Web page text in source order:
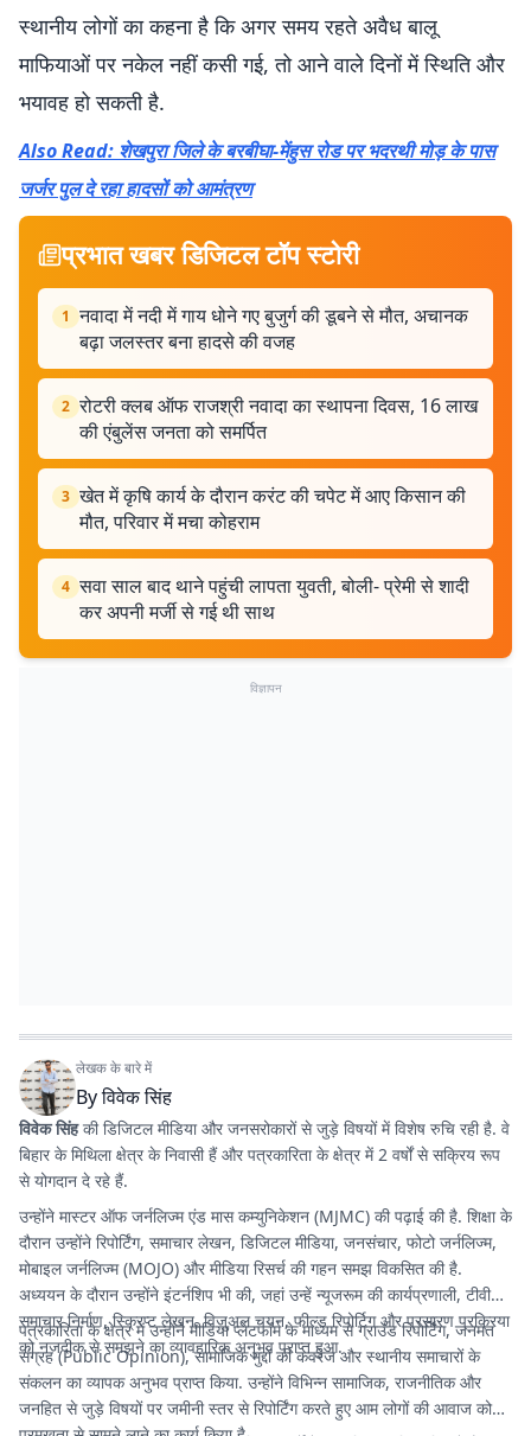
स्थानीय लोगों का कहना है कि अगर समय रहते अवैध बालू
माफियाओं पर नकेल नहीं कसी गई, तो आने वाले दिनों में स्थिति और
भयावह हो सकती है.
Also Read: शेखपुरा जिले के बरबीघा-मेंहुस रोड पर भदरथी मोड़ के पास
जर्जर पुल दे रहा हादसों को आमंत्रण
प्रभात खबर डिजिटल टॉप स्टोरी
1 नवादा में नदी में गाय धोने गए बुजुर्ग की डूबने से मौत, अचानक
बढ़ा जलस्तर बना हादसे की वजह
2 रोटरी क्लब ऑफ राजश्री नवादा का स्थापना दिवस, 16 लाख
की एंबुलेंस जनता को समर्पित
3 खेत में कृषि कार्य के दौरान करंट की चपेट में आए किसान की
मौत, परिवार में मचा कोहराम
4 सवा साल बाद थाने पहुंची लापता युवती, बोली- प्रेमी से शादी
कर अपनी मर्जी से गई थी साथ
विज्ञापन
लेखक के बारे में
Byविवेक सिंह
विवेक सिंहकी डिजिटल मीडिया और जनसरोकारों से जुड़े विषयों में विशेष रुचि रही है. वे
बिहार के मिथिला क्षेत्र के निवासी हैं और पत्रकारिता के क्षेत्र में 2 वर्षों से सक्रिय रूप
से योगदान दे रहे हैं.
उन्होंने मास्टर ऑफ जर्नलिज्म एंड मास कम्युनिकेशन (MJMC) की पढ़ाई की है. शिक्षा के
दौरान उन्होंने रिपोर्टिंग, समाचार लेखन, डिजिटल मीडिया, जनसंचार, फोटो जर्नलिज्म,
मोबाइल जर्नलिज्म (MOJO) और मीडिया रिसर्च की गहन समझ विकसित की है.
अध्ययन के दौरान उन्होंने इंटर्नशिप भी की, जहां उन्हें न्यूजरूम की कार्यप्रणाली, टीवी
समाचार निर्माण, स्क्रिप्ट लेखन, विजुअल चयन, फील्ड रिपोर्टिग और प्रसारण प्रक्रिया
को नजदीक से समझने का व्यावहारिक अनुभव प्राप्त हुआ.
पत्रकारिता के क्षेत्र में उन्होंने मीडिया प्लेटफॉर्म के माध्यम से ग्राउंड रिपोर्टिंग, जनमत
संग्रह (Public Opinion), सामाजिक मुद्दों की कवरेज और स्थानीय समाचारों के
संकलन का व्यापक अनुभव प्राप्त किया. उन्होंने विभिन्न सामाजिक, राजनीतिक और
जनहित से जुड़े विषयों पर जमीनी स्तर से रिपोर्टिंग करते हुए आम लोगों की आवाज को